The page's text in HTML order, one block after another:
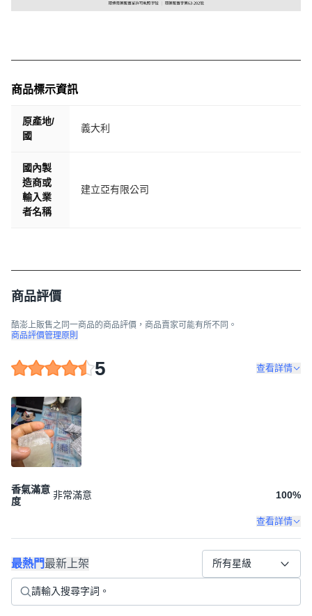
商品標示資訊
原產地/
國
義大利
國內製
造商或
輸入業
者名稱
建立亞有限公司
商品評價
酷澎上販售之同一商品的商品評價，商品賣家可能有所不同。
商品評價管理原則
5 查看詳情
香氣滿意
度
非常滿意 100%
查看詳情
最熱門最新上架 所有星級